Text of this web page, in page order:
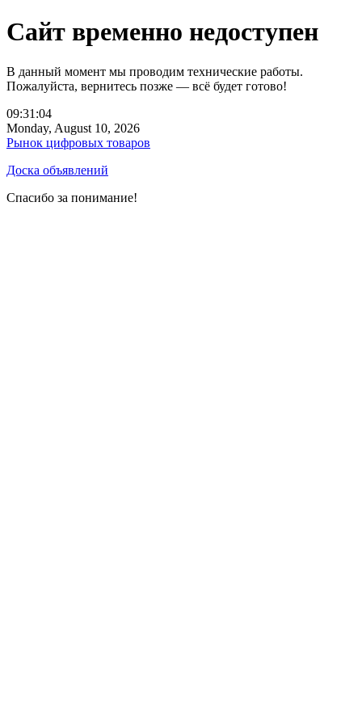
Сайт временно недоступен
В данный момент мы проводим технические работы.
Пожалуйста, вернитесь позже — всё будет готово!
09:31:04
Monday, August 10, 2026
Рынок цифровых товаров
Доска объявлений
Спасибо за понимание!